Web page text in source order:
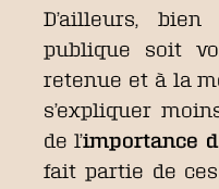
D’ailleurs,
publique soit
retenue et à la
s’expliquer
de l’importance
fait partie de